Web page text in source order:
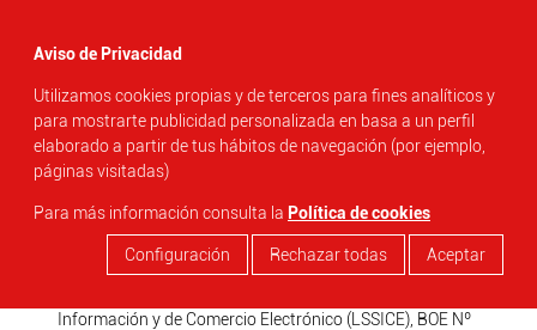
Aviso de Privacidad
Utilizamos cookies propias y de terceros para fines analíticos y
para mostrarte publicidad personalizada en basa a un perfil
elaborado a partir de tus hábitos de navegación (por ejemplo,
páginas visitadas)
Para más información consulta la Política de cookies
Configuración Rechazar todas Aceptar
search
AVISO LEGAL
adelante RESPONSABLE, pone a disposición de los
usuarios el presente documento, con el que pretende dar
cumplimiento a las obligaciones dispuestas en la Ley
Información y de Comercio Electrónico (LSSICE), BOE Nº